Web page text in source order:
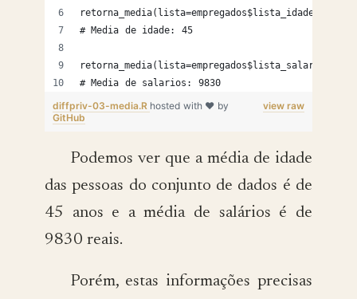
retorna_media(lista=empregados$lista_idade)
# Media de idade: 45
retorna_media(lista=empregados$lista_salarios)
# Media de salarios: 9830
view raw
diffpriv-03-media.R hosted with ❤ by
GitHub
Podemos ver que a média de idade
das pessoas do conjunto de dados é de
45 anos e a média de salários é de
9830 reais.
Porém, estas informações precisas